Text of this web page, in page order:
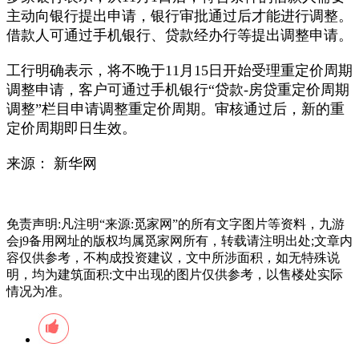
主动向银行提出申请，银行审批通过后才能进行调整。
借款人可通过手机银行、贷款经办行等提出调整申请。
工行明确表示，将不晚于11月15日开始受理重定价周期
调整申请，客户可通过手机银行“贷款-房贷重定价周期
调整”栏目申请调整重定价周期。审核通过后，新的重
定价周期即日生效。
来源： 新华网
免责声明:凡注明“来源:觅家网”的所有文字图片等资料，九游
会j9备用网址的版权均属觅家网所有，转载请注明出处;文章内
容仅供参考，不构成投资建议，文中所涉面积，如无特殊说
明，均为建筑面积:文中出现的图片仅供参考，以售楼处实际
情况为准。